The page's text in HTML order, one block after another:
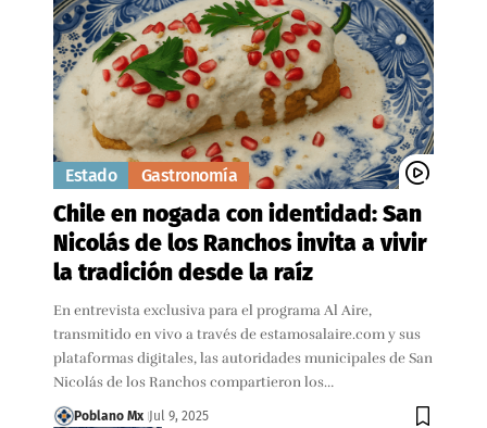
Estado Gastronomía
Chile en nogada con identidad: San
Nicolás de los Ranchos invita a vivir
la tradición desde la raíz
En entrevista exclusiva para el programa Al Aire,
transmitido en vivo a través de estamosalaire.com y sus
plataformas digitales, las autoridades municipales de San
Nicolás de los Ranchos compartieron los…
Poblano Mx Jul 9, 2025